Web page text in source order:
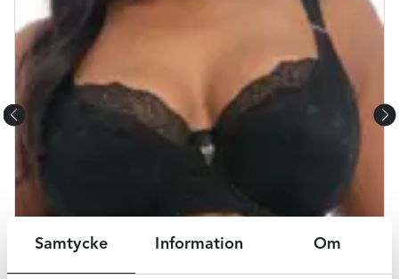
Samtycke Information Om